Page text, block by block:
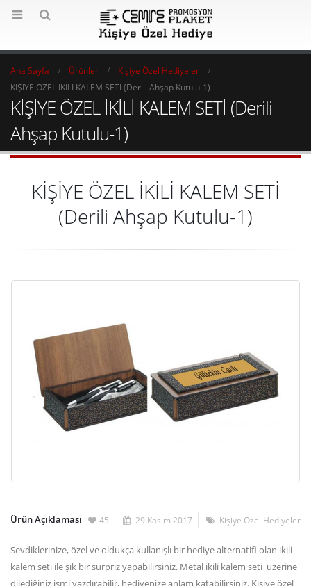
Ana Sayfa Ürünler
Kişiye Özel Hediyeler
KİŞİYE ÖZEL İKİLİ KALEM SETİ (Derili Ahşap Kutulu-1)
KİŞİYE ÖZEL İKİLİ KALEM SETİ (Derili
Ahşap Kutulu-1)
KİŞİYE ÖZEL İKİLİ KALEM SETİ
(Derili Ahşap Kutulu-1)
Ürün Açıklaması 45 29 Kasım 2017 Kişiye Özel Hediyeler
Sevdiklerinize, özel ve oldukça kullanışlı bir hediye alternatifi olan ikili
kalem seti ile şık bir sürpriz yapabilirsiniz. Metal ikili kalem seti üzerine
dilediğiniz ismi yazdırabilir, hediyenize anlam katabilirsiniz. Kişiye özel